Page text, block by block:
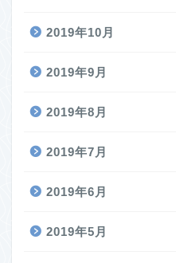
2019年10月
2019年9月
2019年8月
2019年7月
2019年6月
2019年5月